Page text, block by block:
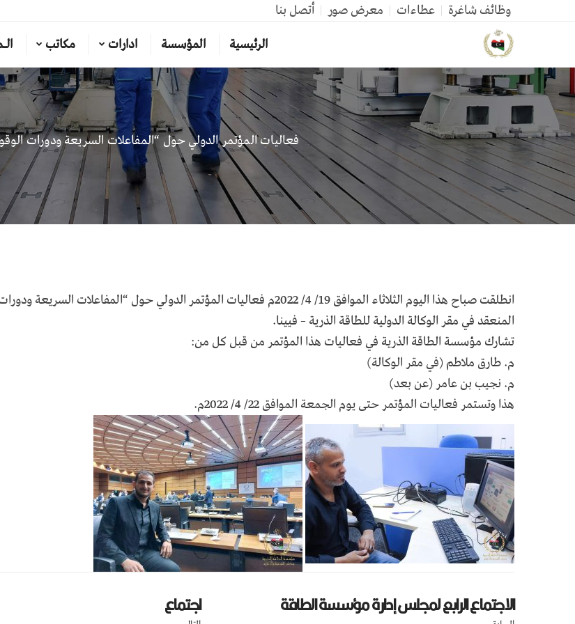
وظائف شاغرة عطاءات معرض صور أتصل بنا
الرئيسية
المؤسسة ادارات مكاتب
فعاليات المؤتمر الدولي حول “المفاعلات السريعة ودورات
انطلقت صباح هذا اليوم الثلاثاء الموافق 19/ 4/ 2022م فعاليات المؤتمر الدولي حول “المفاعلات
المنعقد في مقر الوكالة الدولية للطاقة الذرية – فيينا.
تشارك مؤسسة الطاقة الذرية في فعاليات هذا المؤتمر من قبل كل من:
م. طارق ملاطم (في مقر الوكالة)
م. نجيب بن عامر (عن بعد)
هذا وتستمر فعاليات المؤتمر حتى يوم الجمعة الموافق 22/ 4/ 2022م.
الاجتماع الرابع لمجلس إدارة مؤسسة الطاقة اجتماع